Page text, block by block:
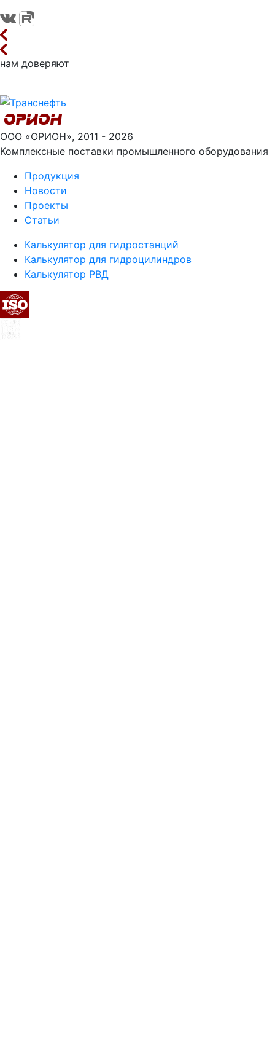
нам доверяют
ООО «ОРИОН», 2011 - 2026
Комплексные поставки промышленного оборудования
Продукция
Новости
Проекты
Статьи
Калькулятор для гидростанций
Калькулятор для гидроцилиндров
Калькулятор РВД